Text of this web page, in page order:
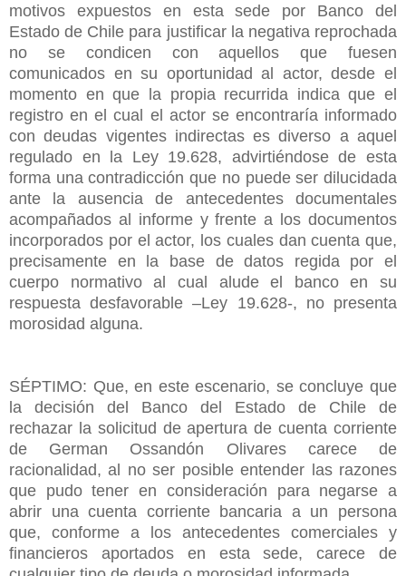
motivos expuestos en esta sede por Banco del
Estado de Chile para justificar la negativa reprochada
no se condicen con aquellos que fuesen
comunicados en su oportunidad al actor, desde el
momento en que la propia recurrida indica que el
registro en el cual el actor se encontraría informado
con deudas vigentes indirectas es diverso a aquel
regulado en la Ley 19.628, advirtiéndose de esta
forma una contradicción que no puede ser dilucidada
ante la ausencia de antecedentes documentales
acompañados al informe y frente a los documentos
incorporados por el actor, los cuales dan cuenta que,
precisamente en la base de datos regida por el
cuerpo normativo al cual alude el banco en su
respuesta desfavorable –Ley 19.628-, no presenta
morosidad alguna.
SÉPTIMO: Que, en este escenario, se concluye que
la decisión del Banco del Estado de Chile de
rechazar la solicitud de apertura de cuenta corriente
de German Ossandón Olivares carece de
racionalidad, al no ser posible entender las razones
que pudo tener en consideración para negarse a
abrir una cuenta corriente bancaria a un persona
que, conforme a los antecedentes comerciales y
financieros aportados en esta sede, carece de